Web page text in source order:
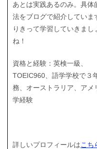
あとは実践あるのみ。具体
法をブログで紹介していま
りきって学習していきまし
ね！
資格と経験：英検一級、
TOEIC960、語学学校で３
務、オーストラリア、アメ
学経験
詳しいプロフィールはこち